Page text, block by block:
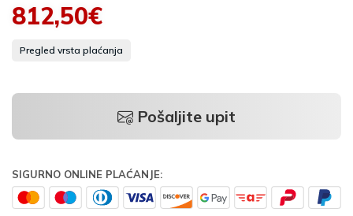
812,50€
Pregled vrsta plaćanja
Pošaljite upit
SIGURNO ONLINE PLAĆANJE: